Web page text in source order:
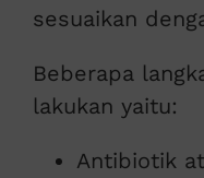
sesuaikan
Beberapa
lakukan yaitu:
Antibiotik